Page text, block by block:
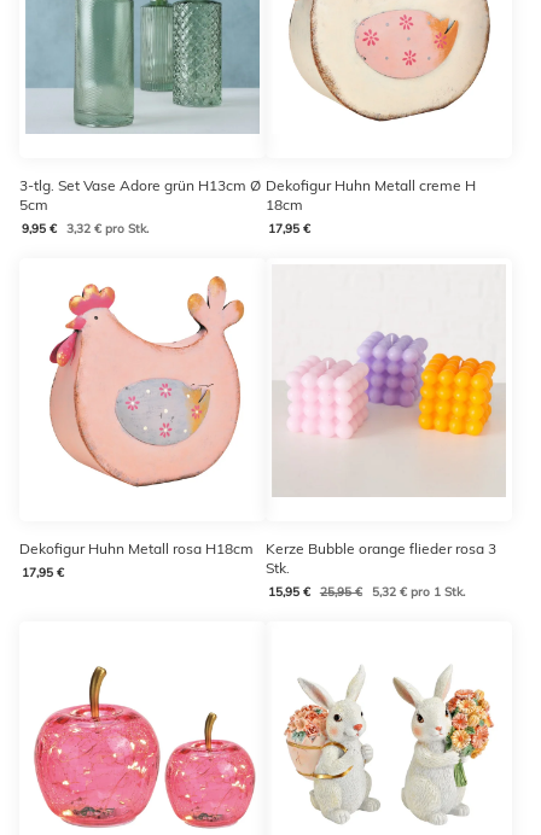
3-tlg. Set Vase Adore grün H13cm Ø
5cm
9,95 € 3,32 € pro Stk.
Dekofigur Huhn Metall creme H
18cm
17,95 €
Dekofigur Huhn Metall rosa H18cm
17,95 €
Kerze Bubble orange flieder rosa 3
Stk.
15,95 € 25,95 € 5,32 € pro 1 Stk.